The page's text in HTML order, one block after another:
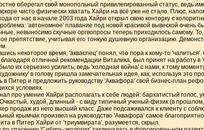
оберегал свой монопольный привилегированный статус, ведь
чисто физически хватать Хайри на всё уже не стало. Плюс,
от нас в начале 2003 года Хайри открыл свою конторку с
'автономное' плавание под новой красивой вывеской очень
невыносимо скучные оргвопросы теперь приходилось самому.
препятствие, учитывая его тонкую душевную организацию.
некоторое время, 'акваспец' понял, что пора к кому-то
отличной рекомендации Виталика, был принят на работу
их серьезно усилить, ведь 'холодная война' с нами, к тому
в голову пришла замечательная идея, как, используя это
в Питер и предложить руководству 'Аквафора' свой бизнес-план
условиях.
про умение Хайри располагать к себе людей: бархатистый голос,
худой, длинный - с виду типичный ученый-физик (в
продаж из него высший класс. Даже подсаживался к клиенту с
крымчак произвел на руководство 'Аквафора' самое
в Питер Хайри от 'триумвирата', разумеется, скрыл.